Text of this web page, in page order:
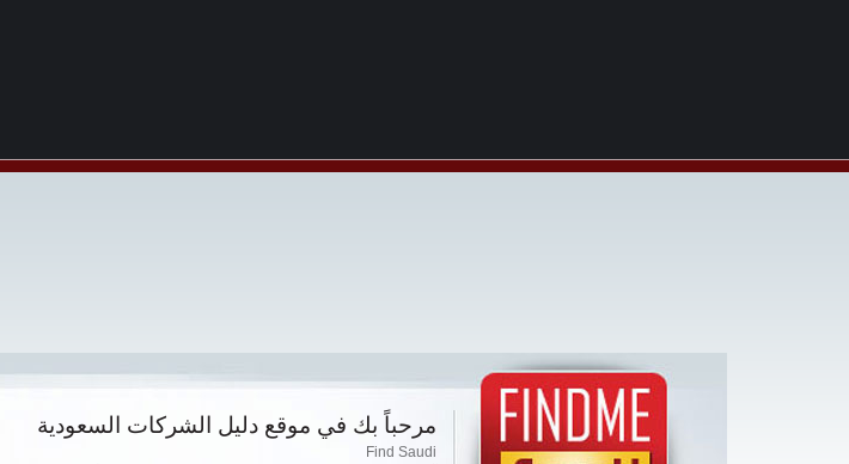
مرحباً بك في موقع دليل الشركات السعودية
Find Saudi